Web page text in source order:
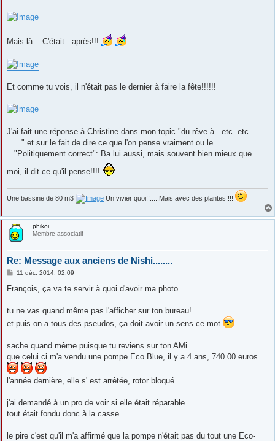
Mais là....C'était...après!!!
Et comme tu vois, il n'était pas le dernier à faire la fête!!!!!!
J'ai fait une réponse à Christine dans mon topic "du rêve à ..etc. etc.
......" et sur le fait de dire ce que l'on pense vraiment ou le
..."Politiquement correct": Ba lui aussi, mais souvent bien mieux que
moi, il dit ce qu'il pense!!!!
Une bassine de 80 m3 Un vivier quoi!!.....Mais avec des plantes!!!!
phikoi
Membre associatif
Re: Message aux anciens de Nishi........
M
s
g
11 déc. 2014, 02:09
François, ça va te servir à quoi d'avoir ma photo
tu ne vas quand même pas l'afficher sur ton bureau!
et puis on a tous des pseudos, ça doit avoir un sens ce mot
sache quand même puisque tu reviens sur ton AMi
que celui ci m'a vendu une pompe Eco Blue, il y a 4 ans, 740.00 euros
l'année dernière, elle s' est arrêtée, rotor bloqué
j'ai demandé à un pro de voir si elle était réparable.
tout était fondu donc à la casse.
le pire c'est qu'il m'a affirmé que la pompe n'était pas du tout une Eco-